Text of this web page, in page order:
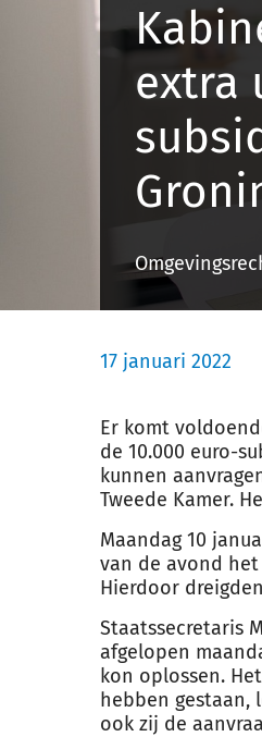
extra
17 januari 2022
Er komt
de 10.000 euro-
kunnen
Tweede Kamer.
Maandag 10
van de avond
Hierdoor
Staatssecretaris
afgelopen
kon oplossen.
hebben
ook zij de